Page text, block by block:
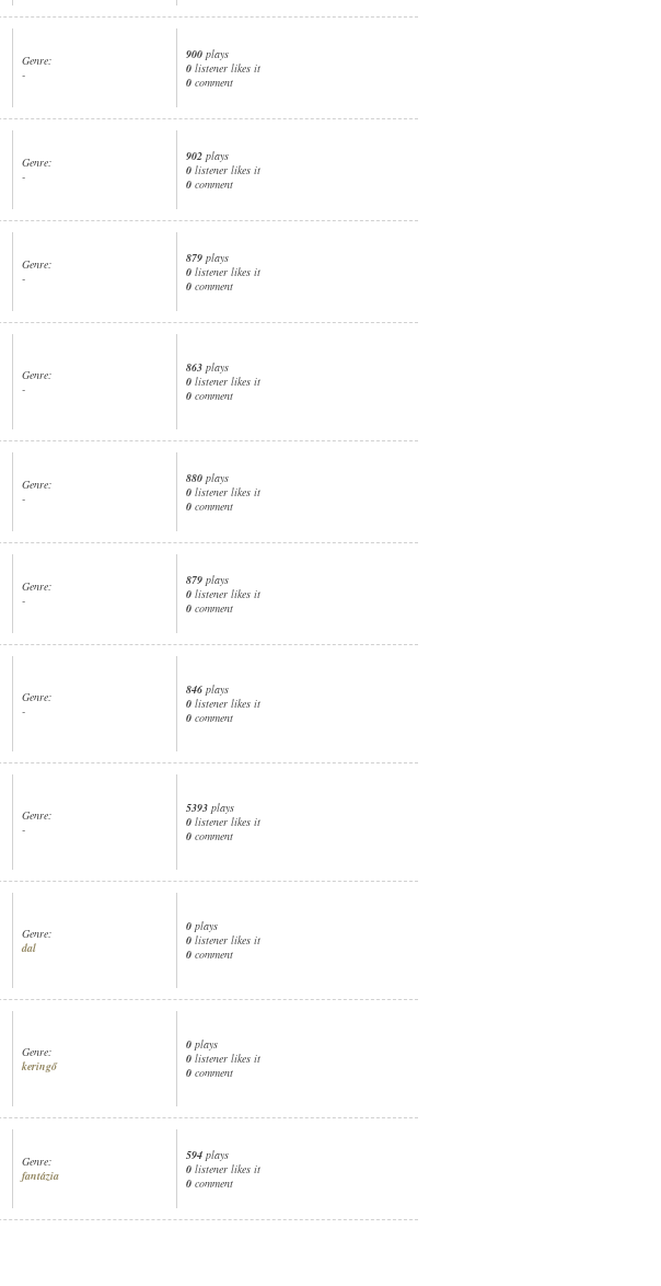
Genre:
-
900 plays
0 listener likes it
0 comment
Genre:
-
902 plays
0 listener likes it
0 comment
Genre:
-
879 plays
0 listener likes it
0 comment
Genre:
-
863 plays
0 listener likes it
0 comment
Genre:
-
880 plays
0 listener likes it
0 comment
Genre:
-
879 plays
0 listener likes it
0 comment
Genre:
-
846 plays
0 listener likes it
0 comment
Genre:
-
5393 plays
0 listener likes it
0 comment
Genre:
dal
0 plays
0 listener likes it
0 comment
Genre:
keringő
0 plays
0 listener likes it
0 comment
Genre:
fantázia
594 plays
0 listener likes it
0 comment